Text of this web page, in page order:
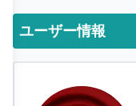
ユーザー情報